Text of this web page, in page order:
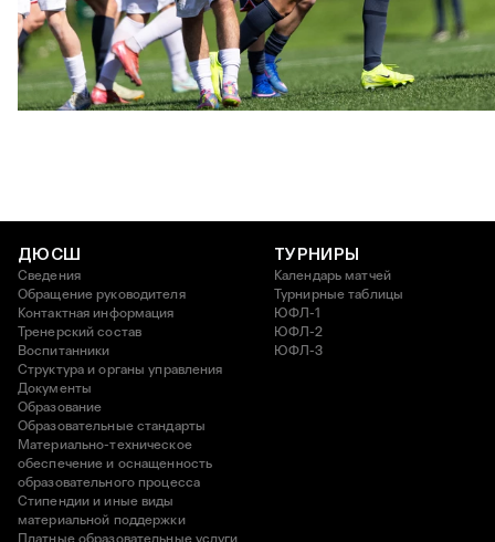
ЮФЛ U17 | ПФК ЦСКА - Акрон - Академия Коноплёва
26 АПРЕЛЯ 2026 18:11
ДЮСШ
Сведения
Обращение руководителя
Контактная информация
Тренерский состав
Воспитанники
Структура и органы управления
Документы
Образование
Образовательные стандарты
Материально-техническое
обеспечение и оснащенность
образовательного процесса
Стипендии и иные виды
материальной поддержки
ТУРНИРЫ
Календарь матчей
Турнирные таблицы
ЮФЛ-1
ЮФЛ-2
ЮФЛ-3